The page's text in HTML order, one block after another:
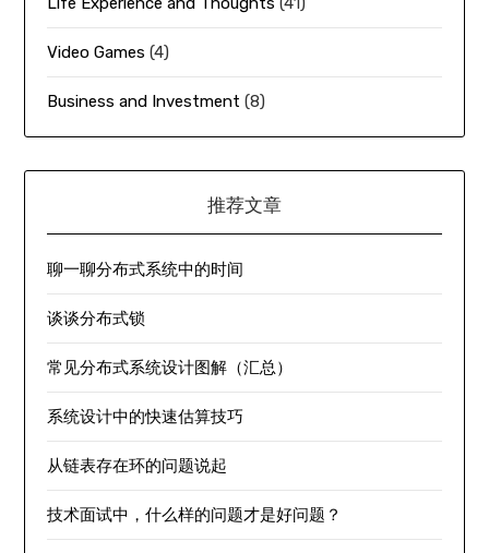
Video Games (4)
Business and Investment (8)
推荐文章
聊一聊分布式系统中的时间
谈谈分布式锁
常见分布式系统设计图解（汇总）
系统设计中的快速估算技巧
从链表存在环的问题说起
技术面试中，什么样的问题才是好问题？